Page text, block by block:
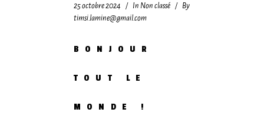
25 octobre 2024 In Non classé
By
timsi.lamine@gmail.com
BONJOUR
TOUT LE
MONDE !